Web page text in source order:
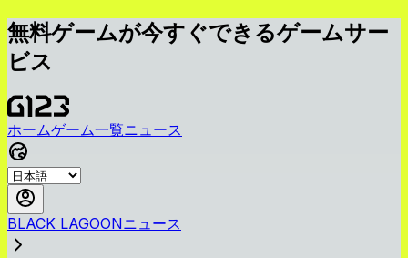
無料ゲームが今すぐできるゲームサー
ビス
ホームゲーム一覧ニュース
BLACK LAGOONニュース